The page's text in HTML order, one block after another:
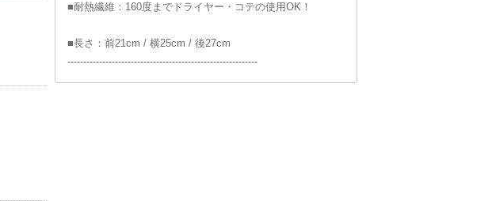
■耐熱繊維：160度までドライヤー・コテの使用OK！
■長さ：前21cm / 横25cm / 後27cm
------------------------------------------------------------